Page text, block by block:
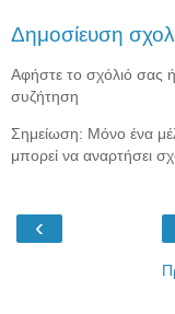
Δημοσίευση
Αφήστε το σχόλιό σας
συζήτηση
Σημείωση: Μόνο ένα
μπορεί να αναρτήσει
‹